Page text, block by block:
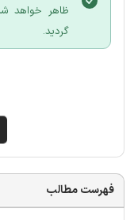
ظاهر خواهد
گردید.
فهرست مطالب